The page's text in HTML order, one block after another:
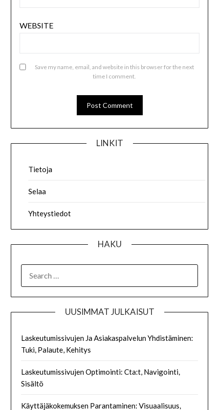
WEBSITE
Save my name, email, and website in this browser for the next
time I comment.
LINKIT
Tietoja
Selaa
Yhteystiedot
HAKU
FOR:
UUSIMMAT JULKAISUT
Laskeutumissivujen Ja Asiakaspalvelun Yhdistäminen:
Tuki, Palaute, Kehitys
Laskeutumissivujen Optimointi: Cta:t, Navigointi,
Sisältö
Käyttäjäkokemuksen Parantaminen: Visuaalisuus,